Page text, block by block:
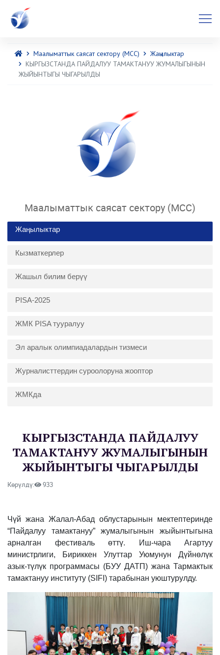
Маалыматтык саясат сектору (МСС)
Жаңылыктар
КЫРГЫЗСТАНДА ПАЙДАЛУУ ТАМАКТАНУУ ЖУМАЛЫГЫНЫН
ЖЫЙЫНТЫГЫ ЧЫГАРЫЛДЫ
Маалыматтык саясат сектору (МСС)
Жаңылыктар
Кызматкерлер
Жашыл билим берүү
PISA-2025
ЖМК PISA тууралуу
Эл аралык олимпиадалардын тизмеси
Журналисттердин суроолоруна жооптор
ЖМКда
КЫРГЫЗСТАНДА ПАЙДАЛУУ
ТАМАКТАНУУ ЖУМАЛЫГЫНЫН
ЖЫЙЫНТЫГЫ ЧЫГАРЫЛДЫ
Көрүлдү: 933
Чүй жана Жалал-Абад облустарынын мектептеринде
“Пайдалуу тамактануу” жумалыгынын жыйынтыгына
арналган фестиваль өттү. Иш-чара Агартуу
министрлиги, Бириккен Улуттар Уюмунун Дүйнөлүк
азык-түлүк программасы (БУУ ДАТП) жана Тармактык
тамактануу институту (SIFI) тарабынан уюштурулду.